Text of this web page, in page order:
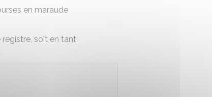
en maraude
registre, soit en tant